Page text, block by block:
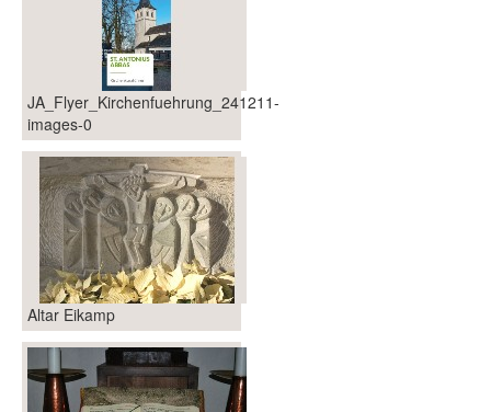
Gemeindeleben
Einrichtungen
Im Überblick
Links
Kontakt
JA_Flyer_Kirchenfuehrung_241211-
images-0
Altar Eikamp